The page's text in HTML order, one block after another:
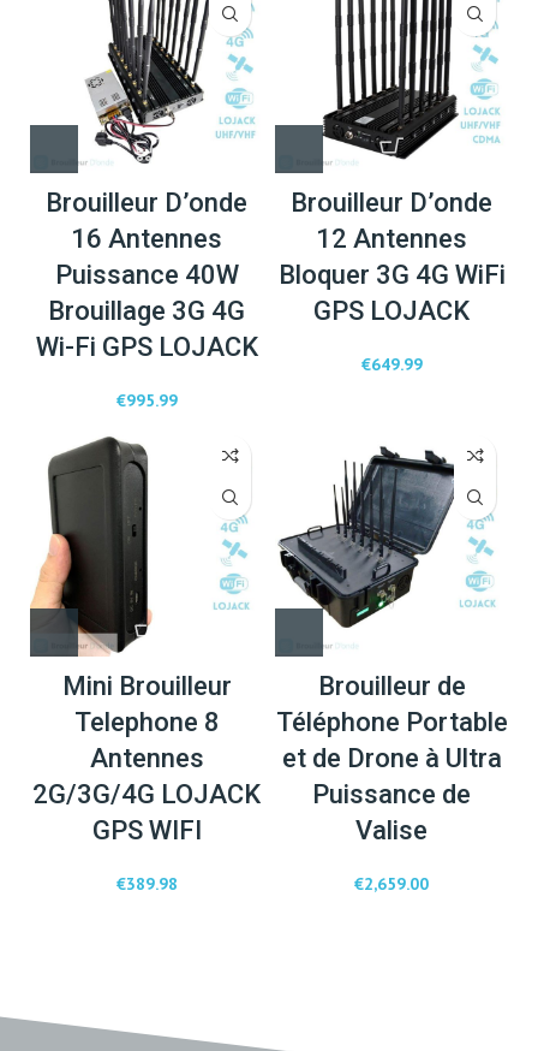
Brouilleur D’onde
16 Antennes
Puissance 40W
Brouillage 3G 4G
Wi-Fi GPS LOJACK
€995.99
Brouilleur D’onde
12 Antennes
Bloquer 3G 4G WiFi
GPS LOJACK
€649.99
Mini Brouilleur
Telephone 8
Antennes
2G/3G/4G LOJACK
GPS WIFI
€389.98
Brouilleur de
Téléphone Portable
et de Drone à Ultra
Puissance de
Valise
€2,659.00